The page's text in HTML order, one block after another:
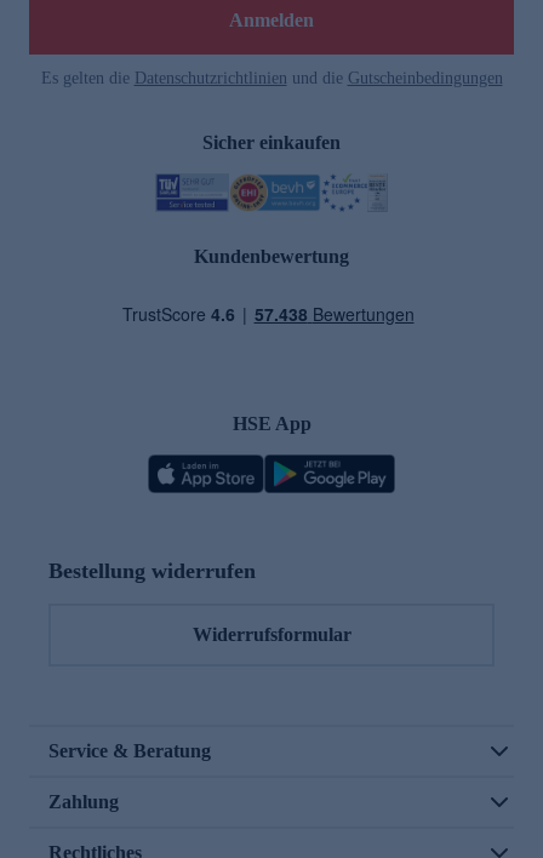
Anmelden
Es gelten die Datenschutzrichtlinien und die Gutscheinbedingungen
Sicher einkaufen
Kundenbewertung
HSE App
Bestellung widerrufen
Widerrufsformular
Service & Beratung
Zahlung
Rechtliches